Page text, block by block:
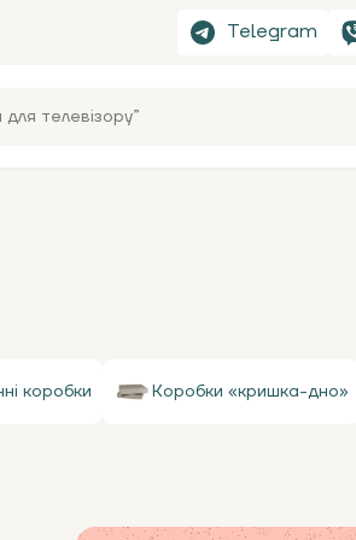
Telegram
коробки Коробки «кришка-дно»